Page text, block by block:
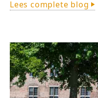
Lees complete blog